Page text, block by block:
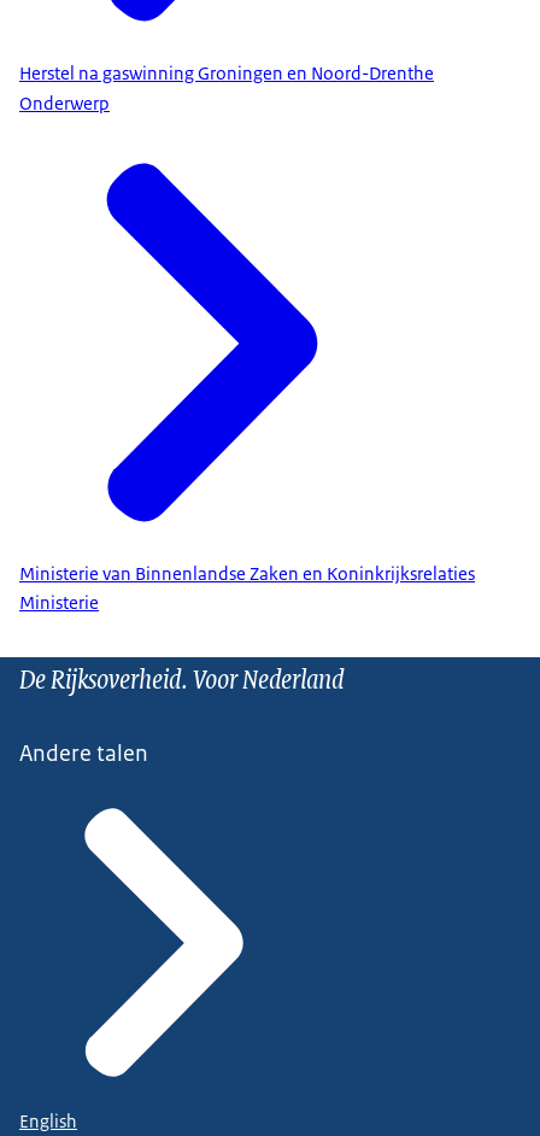
Herstel na gaswinning Groningen en Noord-Drenthe
Onderwerp
Ministerie van Binnenlandse Zaken en Koninkrijksrelaties
Ministerie
De Rijksoverheid. Voor Nederland
Andere talen
English